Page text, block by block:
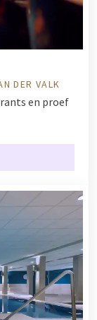
DER VALK
en proef